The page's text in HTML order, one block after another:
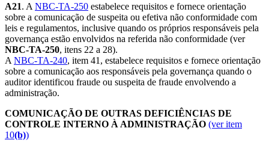
A21. A NBC-TA-250 estabelece requisitos e fornece orientação
sobre a comunicação de suspeita ou efetiva não conformidade com
leis e regulamentos, inclusive quando os próprios responsáveis pela
governança estão envolvidos na referida não conformidade (ver
NBC-TA-250, itens 22 a 28).
A NBC-TA-240, item 41, estabelece requisitos e fornece orientação
sobre a comunicação aos responsáveis pela governança quando o
auditor identificou fraude ou suspeita de fraude envolvendo a
administração.
COMUNICAÇÃO DE OUTRAS DEFICIÊNCIAS DE
CONTROLE INTERNO À ADMINISTRAÇÃO (ver item
10(b))